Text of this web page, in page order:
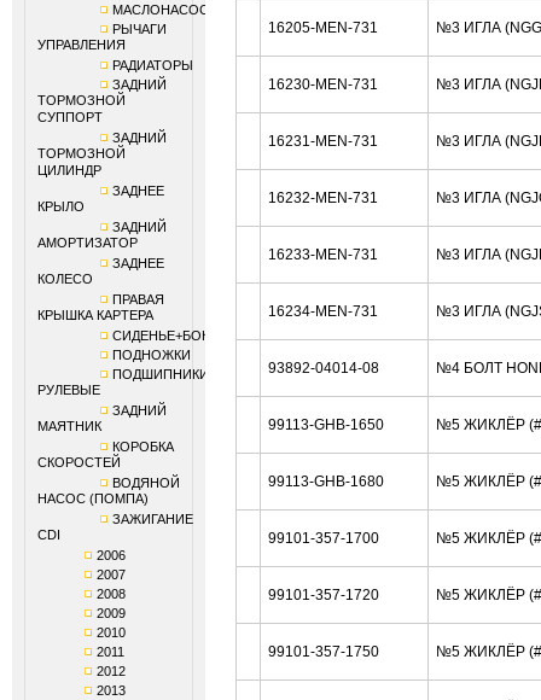
МАСЛОНАСОС
РЫЧАГИ
УПРАВЛЕНИЯ
РАДИАТОРЫ
ЗАДНИЙ
ТОРМОЗНОЙ
СУППОРТ
ЗАДНИЙ
ТОРМОЗНОЙ
ЦИЛИНДР
ЗАДНЕЕ
КРЫЛО
ЗАДНИЙ
АМОРТИЗАТОР
ЗАДНЕЕ
КОЛЕСО
ПРАВАЯ
КРЫШКА КАРТЕРА
СИДЕНЬЕ+БОКОВИНЫ
ПОДНОЖКИ
ПОДШИПНИКИ
РУЛЕВЫЕ
ЗАДНИЙ
МАЯТНИК
КОРОБКА
СКОРОСТЕЙ
ВОДЯНОЙ
НАСОС (ПОМПА)
ЗАЖИГАНИЕ
CDI
2006
2007
2008
2009
2010
2011
2012
2013
16205-MEN-731 №3 ИГЛА
16230-MEN-731 №3 ИГЛА
16231-MEN-731 №3 ИГЛА
16232-MEN-731 №3 ИГЛА
16233-MEN-731 №3 ИГЛА
16234-MEN-731 №3 ИГЛА
93892-04014-08 №4 БОЛТ
99113-GHB-1650 №5 ЖИКЛЁР
99113-GHB-1680 №5 ЖИКЛЁР
99101-357-1700 №5 ЖИКЛЁР
99101-357-1720 №5 ЖИКЛЁР
99101-357-1750 №5 ЖИКЛЁР